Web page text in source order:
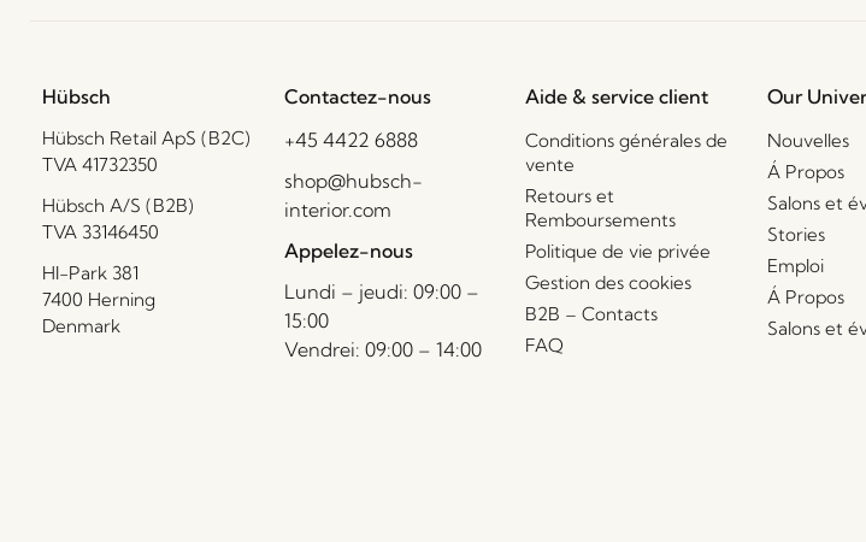
Hübsch
Hübsch Retail ApS (B2C)
TVA 41732350
Hübsch A/S (B2B)
TVA 33146450
HI-Park 381
7400 Herning
Denmark
Contactez-nous
+45 4422 6888
shop@hubsch-
interior.com
Appelez-nous
Lundi – jeudi: 09:00 –
15:00
Vendrei: 09:00 – 14:00
Aide & service client
Conditions générales de
vente
Retours et
Remboursements
Politique de vie privée
Gestion des cookies
B2B – Contacts
FAQ
Our
Nouvelles
Á Propos
Salons et
Stories
Emploi
Á Propos
Salons et